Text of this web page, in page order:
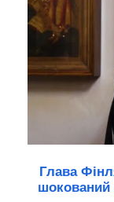
Глава
шокований